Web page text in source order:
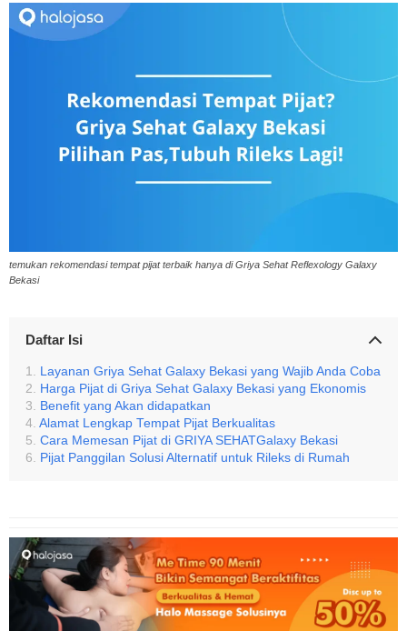
temukan rekomendasi tempat pijat terbaik hanya di Griya Sehat Reflexology Galaxy
Bekasi
Daftar Isi
Layanan Griya Sehat Galaxy Bekasi yang Wajib Anda Coba
Harga Pijat di Griya Sehat Galaxy Bekasi yang Ekonomis
Benefit yang Akan didapatkan
Alamat Lengkap Tempat Pijat Berkualitas
Cara Memesan Pijat di GRIYA SEHATGalaxy Bekasi
Pijat Panggilan Solusi Alternatif untuk Rileks di Rumah